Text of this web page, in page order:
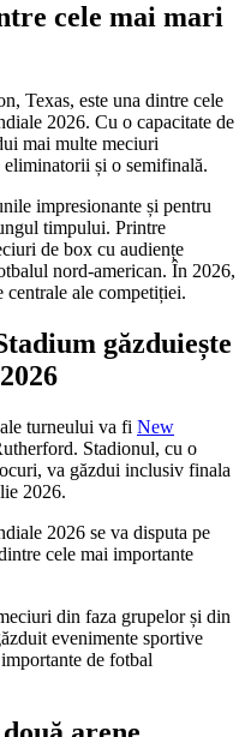
cele mai mari
Texas, este una dintre cele
2026. Cu o capacitate de
mai multe meciuri
și o semifinală.
impresionante și pentru
timpului. Printre
de box cu audiențe
nord-american. În 2026,
centrale ale competiției.
găzduiește
turneului va fi New
Stadionul, cu o
va găzdui inclusiv finala
2026.
2026 se va disputa pe
cele mai importante
din faza grupelor și din
evenimente sportive
de fotbal